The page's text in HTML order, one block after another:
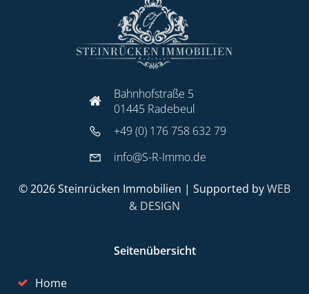
Bahnhofstraße 5
01445 Radebeul
+49 (0) 176 758 632 79
info@S-R-Immo.de
© 2026 Steinrücken Immobilien | Supported byWEB
& DESIGN
Seitenübersicht
Home